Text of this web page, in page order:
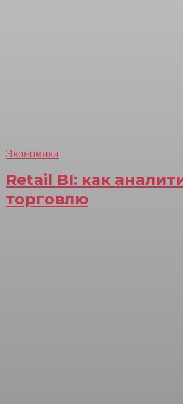
Экономика
Retail BI: как
торговлю